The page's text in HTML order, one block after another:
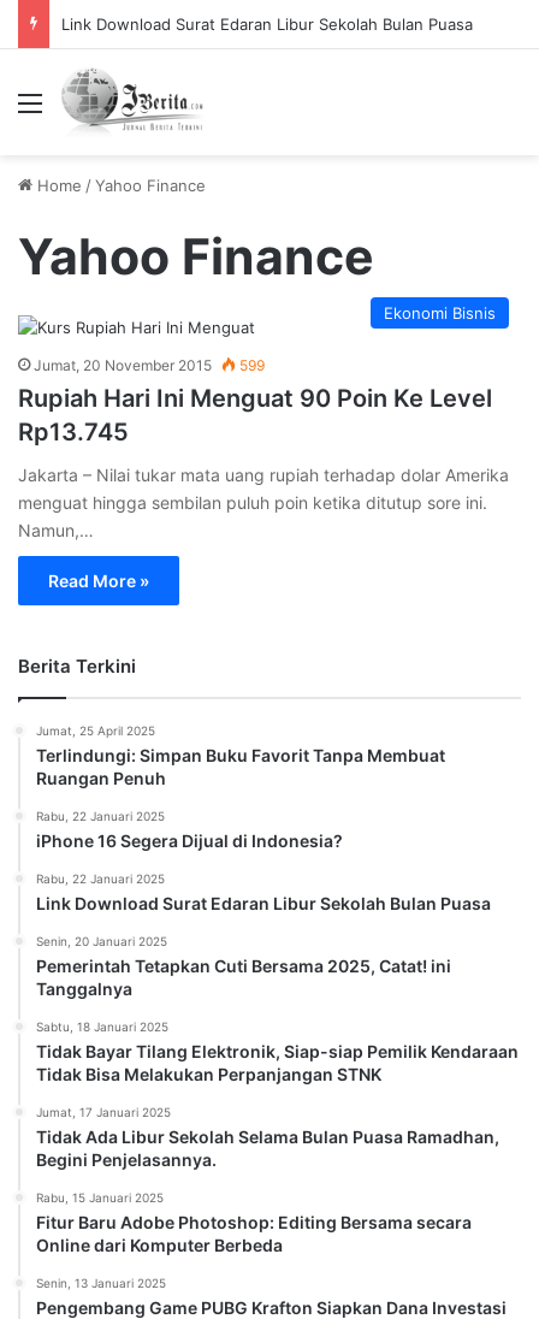
Link Download Surat Edaran Libur Sekolah Bulan Puasa
Menu
Home /Yahoo Finance
Yahoo Finance
Ekonomi Bisnis
Jumat, 20 November 2015 599
Rupiah Hari Ini Menguat 90 Poin Ke Level
Rp13.745
Jakarta – Nilai tukar mata uang rupiah terhadap dolar Amerika
menguat hingga sembilan puluh poin ketika ditutup sore ini.
Namun,…
Read More »
Berita Terkini
Jumat, 25 April 2025
Terlindungi: Simpan Buku Favorit Tanpa Membuat
Ruangan Penuh
Rabu, 22 Januari 2025
iPhone 16 Segera Dijual di Indonesia?
Rabu, 22 Januari 2025
Link Download Surat Edaran Libur Sekolah Bulan Puasa
Senin, 20 Januari 2025
Pemerintah Tetapkan Cuti Bersama 2025, Catat! ini
Tanggalnya
Sabtu, 18 Januari 2025
Tidak Bayar Tilang Elektronik, Siap-siap Pemilik Kendaraan
Tidak Bisa Melakukan Perpanjangan STNK
Jumat, 17 Januari 2025
Tidak Ada Libur Sekolah Selama Bulan Puasa Ramadhan,
Begini Penjelasannya.
Rabu, 15 Januari 2025
Fitur Baru Adobe Photoshop: Editing Bersama secara
Online dari Komputer Berbeda
Senin, 13 Januari 2025
Pengembang Game PUBG Krafton Siapkan Dana Investasi